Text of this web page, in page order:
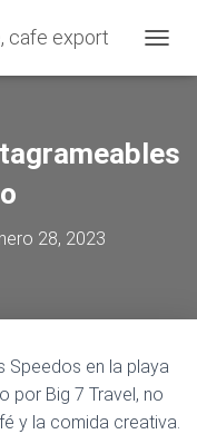
A
A
V
E
G
28, 2023
Speedos en la playa
por Big 7 Travel, no
y la comida creativa.